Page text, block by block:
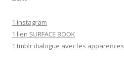
-
m
a
1 instagram
1 lien SURFACE BOOK
1 tmblr dialogue avec les apparences